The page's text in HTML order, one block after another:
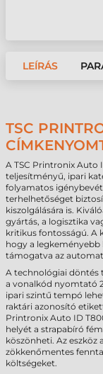
LEÍRÁS
TSC
A TSC Printronix
teljesítményű, ipari
folyamatos
terhelhetőséget
kiszolgálására is.
gyártás, a logisztika
kritikus fontosságú. A
hogy a
támogatva az
A technológiai döntés
a vonalkód nyomtató
ipari szintű tempó
raktári azonosító
Printronix Auto ID
helyét a strapabíró
köszönheti. Az
zökkenőmentes
költségeket.